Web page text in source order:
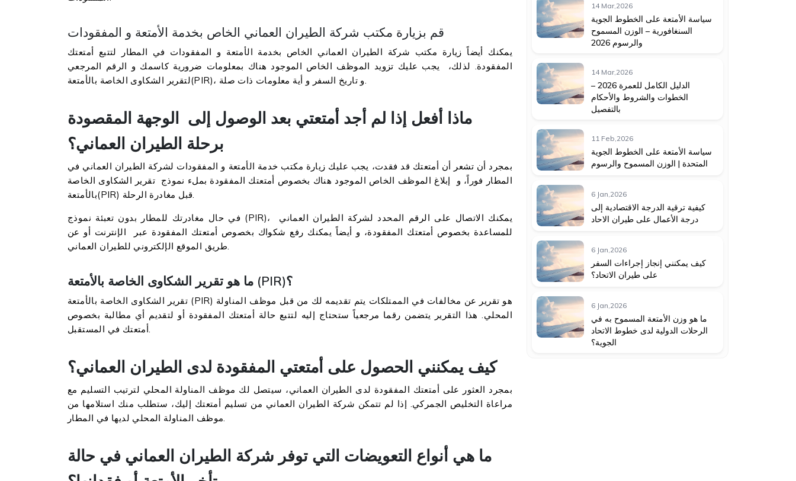
يمكنك أيضاً زيارة مكتب شركة الطيران العماني الخاص بخدمة الأمتعة و المفقودات في المطار لتتبع أمتعتك
المفقودة. لذلك، يجب عليك تزويد الموظف الخاص الموجود هناك بمعلومات ضرورية كاسمك و الرقم المرجعي
ماذا أفعل إذا لم أجد أمتعتي بعد الوصول إلى الوجهة المقصودة
برحلة الطيران العماني؟
بمجرد أن تشعر أن أمتعتك قد فقدت، يجب عليك زيارة مكتب خدمة الأمتعة و المفقودات لشركة الطيران العماني في
المطار فوراً، و إبلاغ الموظف الخاص الموجود هناك بخصوص أمتعتك المفقودة بملء نموذج تقرير الشكاوى الخاصة
في حال مغادرتك للمطار بدون تعبئة نموذج (PIR)، يمكنك الاتصال على الرقم المحدد لشركة الطيران العماني
للمساعدة بخصوص أمتعتك المفقودة، و أيضاً يمكنك رفع شكواك بخصوص أمتعتك المفقودة عبر الإنترنت أو عن
ما هو تقرير الشكاوى الخاصة بالأمتعة (PIR)؟
تقرير الشكاوى الخاصة بالأمتعة (PIR) هو تقرير عن مخالفات في الممتلكات يتم تقديمه لك من قبل موظف المناولة
المحلي. هذا التقرير يتضمن رقما مرجعياً ستحتاج إليه لتتبع حالة أمتعتك المفقودة أو لتقديم أي مطالبة بخصوص
كيف يمكنني الحصول على أمتعتي المفقودة لدى الطيران العماني؟
بمجرد العثور على أمتعتك المفقودة لدى الطيران العماني، سيتصل لك موظف المناولة المحلي لترتيب التسليم مع
مراعاة التخليص الجمركي. إذا لم تتمكن شركة الطيران العماني من تسليم أمتعتك إليك، ستطلب منك استلامها من
ما هي أنواع التعويضات التي توفر شركة الطيران العماني في حالة
14 Mar,2026
سياسة الأمتعة على الخطوط الجوية
السنغافورية – الوزن المسموح
والرسوم 2026
14 Mar,2026
الدليل الكامل للعمرة 2026 –
الخطوات والشروط والأحكام
بالتفصيل
11 Feb,2026
سياسة الأمتعة على الخطوط الجوية
المتحدة | الوزن المسموح والرسوم
6 Jan,2026
كيفية ترقية الدرجة الاقتصادية إلى
درجة الأعمال على طيران الاحاد
6 Jan,2026
كيف يمكنني إنجاز إجراءات السفر
على طيران الاتحاد؟
6 Jan,2026
ما هو وزن الأمتعة المسموح به في
الرحلات الدولية لدى خطوط الاتحاد
الجوية؟